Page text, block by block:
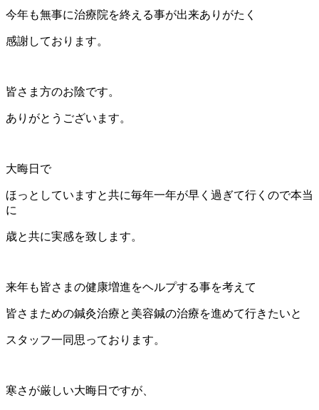
今年も無事に治療院を終える事が出来ありがたく
感謝しております。
皆さま方のお陰です。
ありがとうございます。
大晦日で
ほっとしていますと共に毎年一年が早く過ぎて行くので本当
に
歳と共に実感を致します。
来年も皆さまの健康増進をヘルプする事を考えて
皆さまための鍼灸治療と美容鍼の治療を進めて行きたいと
スタッフ一同思っております。
寒さが厳しい大晦日ですが、